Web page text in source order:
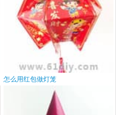
怎么用红包做灯笼